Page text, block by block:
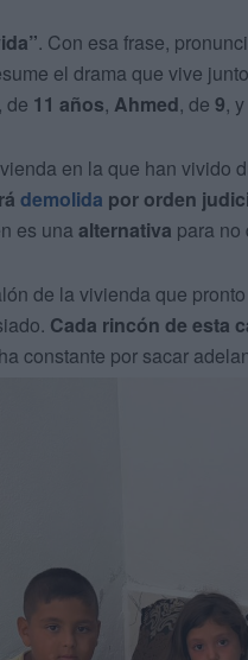
. Con esa frase,
el drama que vive
, de 11 años, Ahmed, de 9, y
en la que han vivido
demolida por orden
es una alternativa para no
de la vivienda que
Cada rincón de esta
constante por sacar